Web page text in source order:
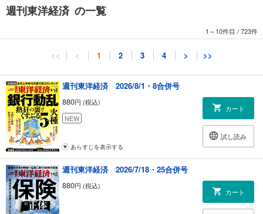
就職人気ランキングで上位常連商社の新卒採用最新事情
キラリと光る企業多し 知られざる専門商社の世界
INTERVIEW│宮内正喜 フジテレビジョン社長
特別インタビュー
白川日銀前総裁に直撃 中央銀行の役割とは
リーマン危機10年目の警鐘 「不均衡の存在に注目せよ」
ニュース深掘り
ユーザー離れが深刻化 フェイスブックの受難
日系メーカーそろい踏み カーシェア参入の勝算
リクシル、社長再更迭の深刻度
韓国徴用工問題の遠い解決
週刊東洋経済 の一覧
1～10件目 /723件
<< < 1 2 3 4 > >>
週刊東洋経済 2026/8/1・8合併号
880円 (税込)
NEW
カート
試し読み
あらすじを表示する
週刊東洋経済 2026/7/18・25合併号
880円 (税込)
カート